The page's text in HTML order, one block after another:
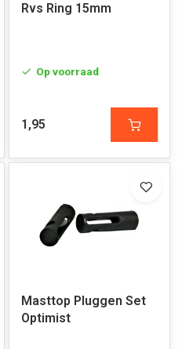
Rvs Ring 15mm
Op voorraad
1,95
Masttop Pluggen Set
Optimist